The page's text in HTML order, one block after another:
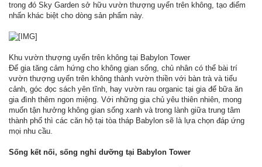
trong đó Sky Garden sở hữu vườn thượng uyển trên không, tạo điểm
nhấn khác biệt cho dòng sản phẩm này.
Khu vườn thượng uyển trên không tại Babylon Tower
Để gia tăng cảm hứng cho không gian sống, chủ nhân có thể bài trí
vườn thượng uyển trên không thành vườn thiền với bàn trà và tiểu
cảnh, góc đọc sách yên tĩnh, hay vườn rau organic tại gia để bữa ăn
gia đình thêm ngon miệng. Với những gia chủ yêu thiên nhiên, mong
muốn tận hưởng không gian sống xanh và trong lành giữa trung tâm
thành phố thì các căn hộ tại tòa tháp Babylon sẽ là lựa chọn đáp ứng
mọi nhu cầu.
Sống kết nối, sống nghỉ dưỡng tại Babylon Tower